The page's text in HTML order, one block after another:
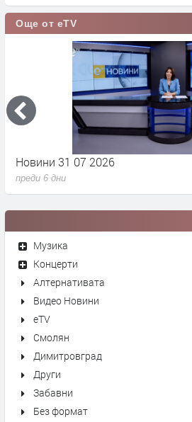
Още от eTV
Новини 31 07 2026
преди 6 дни
Музика
Концерти
Алтернативата
Видео Новини
eTV
Смолян
Димитровград
Други
Забавни
Без формат